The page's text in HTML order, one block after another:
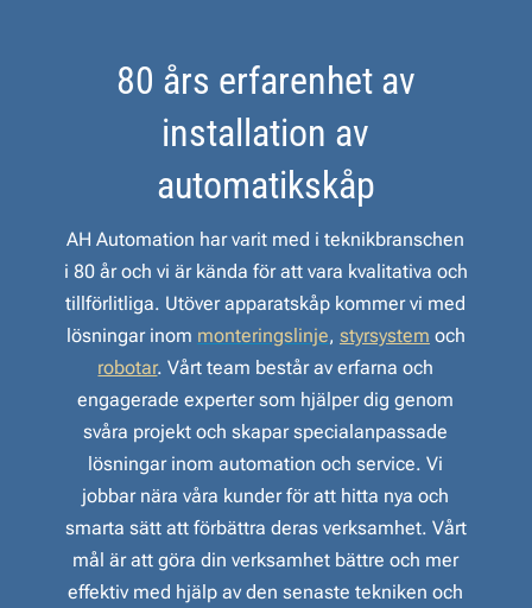
80 års erfarenhet av
installation av
automatikskåp
AH Automation har varit med i teknikbranschen
i 80 år och vi är kända för att vara kvalitativa och
tillförlitliga. Utöver apparatskåp kommer vi med
lösningar inom monteringslinje, styrsystem och
robotar. Vårt team består av erfarna och
engagerade experter som hjälper dig genom
svåra projekt och skapar specialanpassade
lösningar inom automation och service. Vi
jobbar nära våra kunder för att hitta nya och
smarta sätt att förbättra deras verksamhet. Vårt
mål är att göra din verksamhet bättre och mer
effektiv med hjälp av den senaste tekniken och